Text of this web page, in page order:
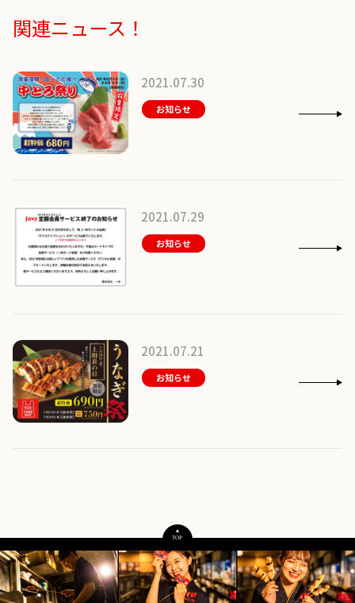
関連ニュース！
2021.07.30
お知らせ
2021.07.29
お知らせ
2021.07.21
お知らせ